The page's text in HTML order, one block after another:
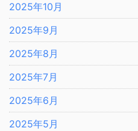
2025年10月
2025年9月
2025年8月
2025年7月
2025年6月
2025年5月